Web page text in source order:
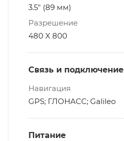
3.5" (89 мм)
Разрешение
480 X 800
Связь и подключение
Навигация
GPS; ГЛОНАСС; Galileo
Питание